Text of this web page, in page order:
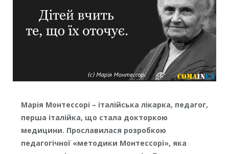
Марія Монтессорі – італійська лікарка, педагог,
перша італійка, що стала докторкою
медицини. Прославилася розробкою
педагогічної «методики Монтессорі», яка